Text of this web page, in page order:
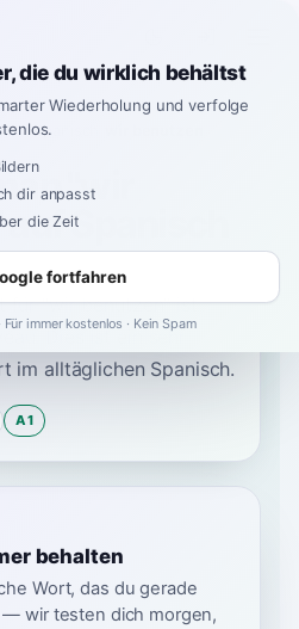
→ Spanisch
"wir
Spanisch
für“wir benutzen”ist
Dies ist ein sehr
im alltäglichen Spanisch.
A1
behalten
Wort, das du gerade
wir testen dich morgen,
die du wirklich behältst
Wiederholung und verfolge
dir anpasst
die Zeit
fortfahren
immer kostenlos · Kein Spam